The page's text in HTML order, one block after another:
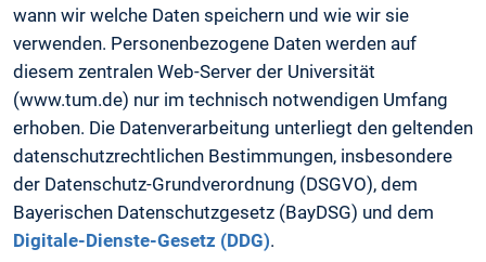
wann wir welche Daten speichern und wie wir sie
verwenden. Personenbezogene Daten werden auf
diesem zentralen Web-Server der Universität
(www.tum.de) nur im technisch notwendigen Umfang
erhoben. Die Datenverarbeitung unterliegt den geltenden
datenschutzrechtlichen Bestimmungen, insbesondere
der Datenschutz-Grundverordnung (DSGVO), dem
Bayerischen Datenschutzgesetz (BayDSG) und dem
Digitale-Dienste-Gesetz (DDG).